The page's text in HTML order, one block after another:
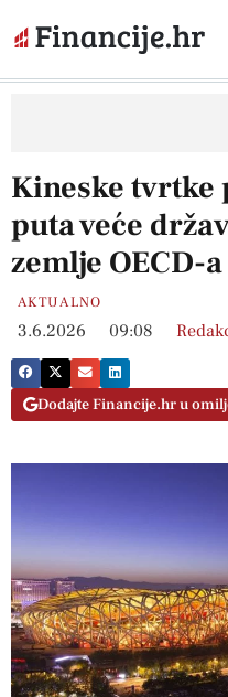
Kineske tvrtke
puta veće
zemlje OECD-a
AKTUALNO
3.6.2026 09:08
Dodajte Financije.hr u